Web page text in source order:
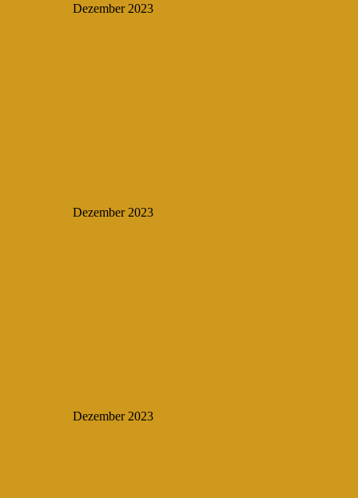
Dezember 2023
Dezember 2023
Dezember 2023